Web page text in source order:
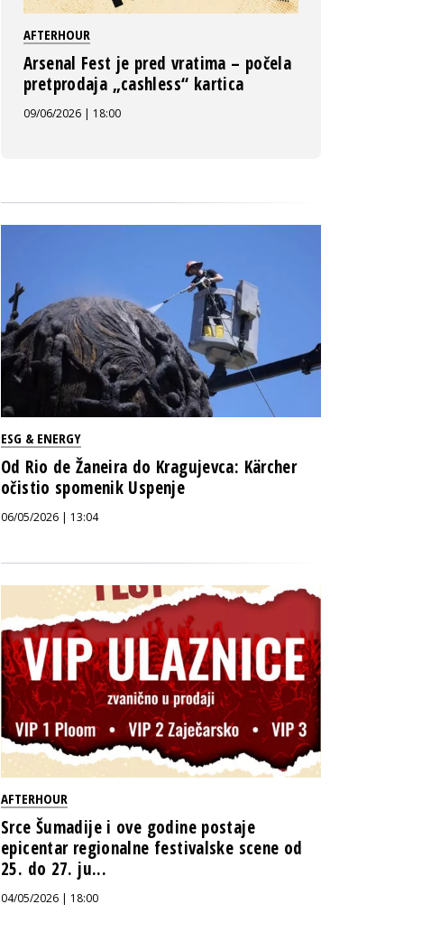
AFTERHOUR
Arsenal Fest je pred vratima – počela
pretprodaja „cashless“ kartica
09/06/2026 | 18:00
ESG & ENERGY
Od Rio de Žaneira do Kragujevca: Kärcher
očistio spomenik Uspenje
06/05/2026 | 13:04
AFTERHOUR
Srce Šumadije i ove godine postaje
epicentar regionalne festivalske scene od
25. do 27. ju...
04/05/2026 | 18:00